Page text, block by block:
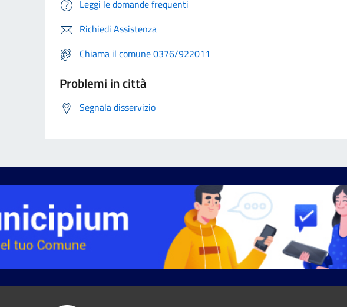
Leggi le domande frequenti
Richiedi Assistenza
Chiama il comune 0376/922011
Problemi in città
Segnala disservizio